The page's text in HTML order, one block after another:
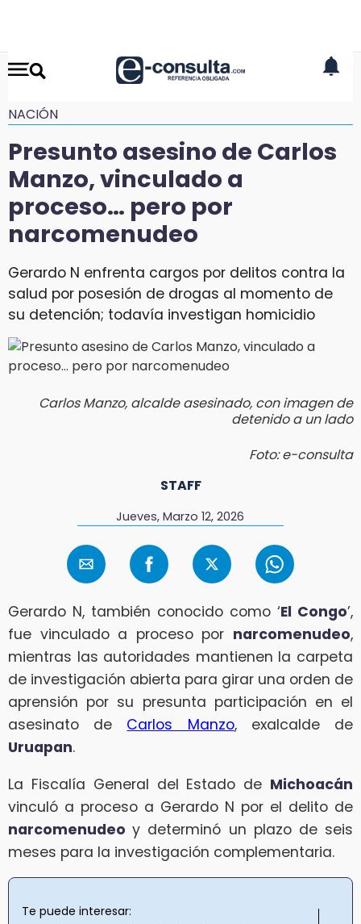
NACIÓN
Presunto asesino de Carlos
Manzo, vinculado a
proceso… pero por
narcomenudeo
Gerardo N enfrenta cargos por delitos contra la
salud por posesión de drogas al momento de
su detención; todavía investigan homicidio
Carlos Manzo, alcalde asesinado, con imagen de
detenido a un lado
Foto: e-consulta
STAFF
Jueves, Marzo 12, 2026
Gerardo N, también conocido como ‘El Congo’,
fue vinculado a proceso por narcomenudeo,
mientras las autoridades mantienen la carpeta
de investigación abierta para girar una orden de
aprensión por su presunta participación en el
asesinato de Carlos Manzo, exalcalde de
Uruapan.
La Fiscalía General del Estado de Michoacán
vinculó a proceso a Gerardo N por el delito de
narcomenudeoy determinó un plazo de seis
meses para la investigación complementaria.
Te puede interesar: